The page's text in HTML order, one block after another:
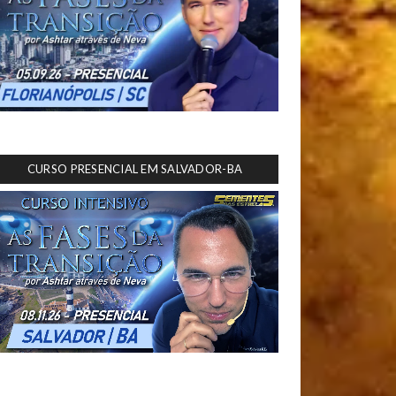
CURSO PRESENCIAL EM SALVADOR-BA